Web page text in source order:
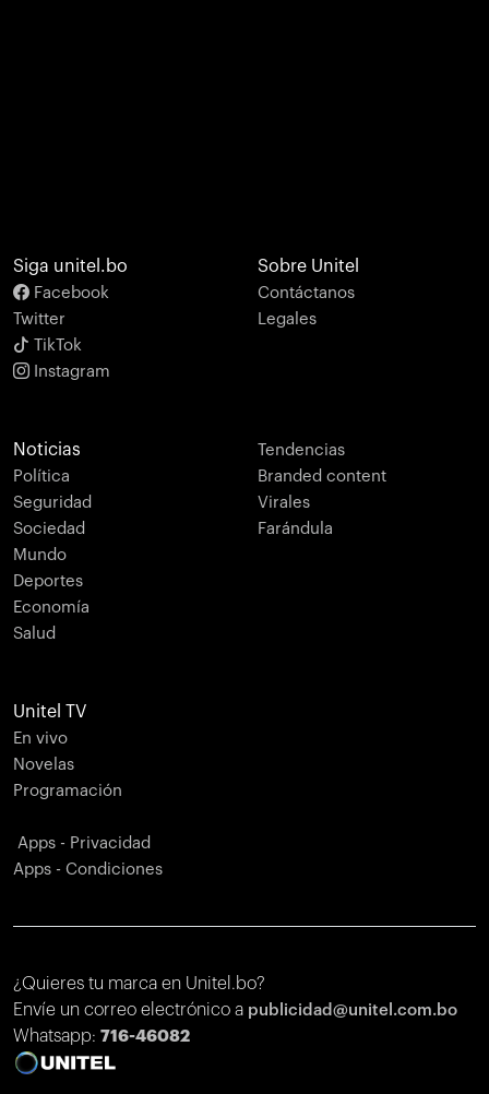
Siga unitel.bo
Facebook
Twitter
TikTok
Instagram
Sobre Unitel
Contáctanos
Legales
Noticias
Política
Seguridad
Sociedad
Mundo
Deportes
Economía
Salud
Tendencias
Branded content
Virales
Farándula
Unitel TV
En vivo
Novelas
Programación
Apps - Privacidad
Apps - Condiciones
¿Quieres tu marca en Unitel.bo?
Envíe un correo electrónico a publicidad@unitel.com.bo
Whatsapp: 716-46082